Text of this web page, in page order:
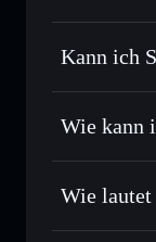
Staked
Sofort
Privat
Privacy
Kann ich
Solflare-
Wie kann
Wie lautet